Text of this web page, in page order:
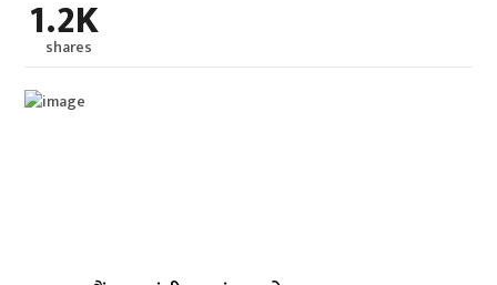
1.2K
shares